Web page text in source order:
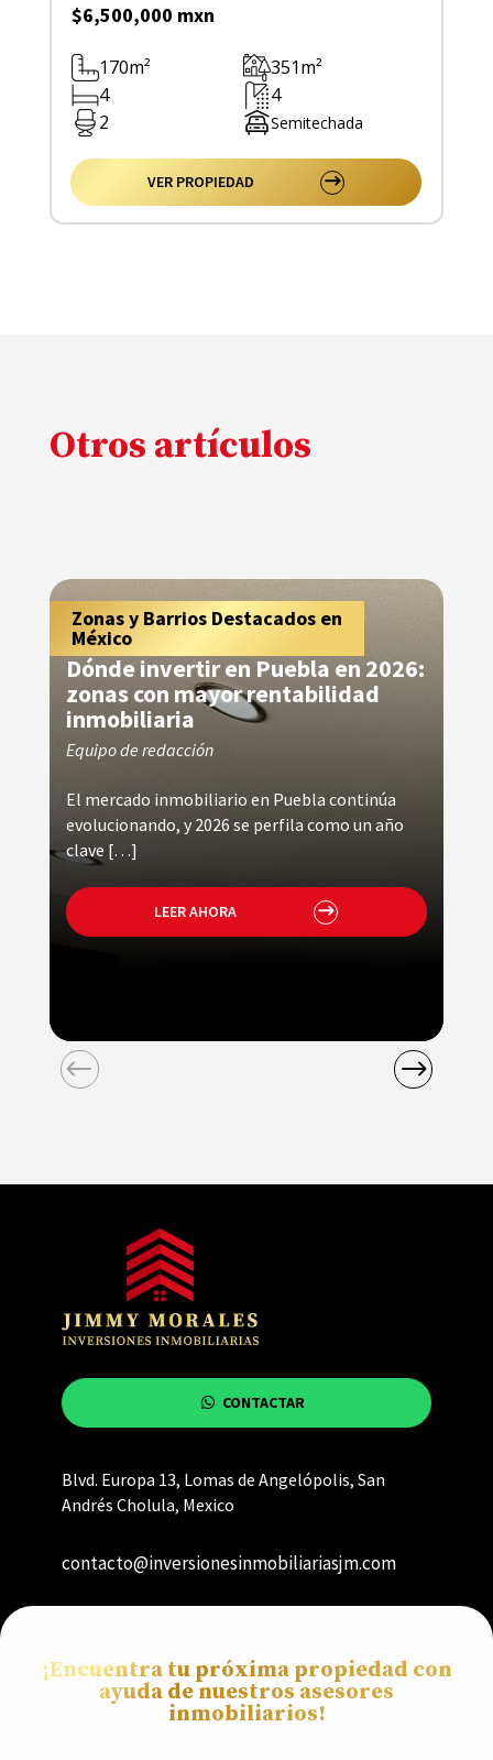
$6,500,000 mxn
170m²
351m²
4
4
2
Semitechada
VER PROPIEDAD
Otros artículos
Consejos para Propietarios y
Arrendatarios
,Zonas y Barrios Destacados en
México
Dónde invertir en Puebla en 2026:
zonas con mayor rentabilidad
inmobiliaria
Equipo de redacción
El mercado inmobiliario en Puebla continúa
evolucionando, y 2026 se perfila como un año
clave […]
LEER AHORA
CONTACTAR
Blvd. Europa 13, Lomas de Angelópolis, San
Andrés Cholula, Mexico
contacto@inversionesinmobiliariasjm.com
VENTA
¡Encuentra tu próxima propiedad con
ayuda de nuestros asesores
inmobiliarios!